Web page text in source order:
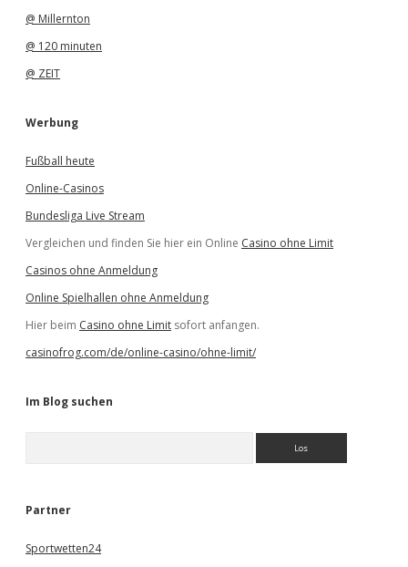
@ Millernton
@ 120 minuten
@ ZEIT
Werbung
Fußball heute
Online-Casinos
Bundesliga Live Stream
Vergleichen und finden Sie hier ein Online Casino ohne Limit
Casinos ohne Anmeldung
Online Spielhallen ohne Anmeldung
Hier beim Casino ohne Limit sofort anfangen.
casinofrog.com/de/online-casino/ohne-limit/
Im Blog suchen
e
Partner
Sportwetten24